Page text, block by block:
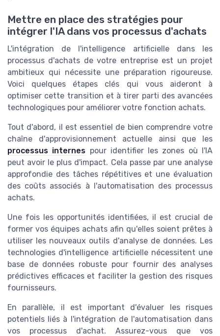
Mettre en place des stratégies pour
intégrer l'IA dans vos processus d'achats
L'intégration de l'intelligence artificielle dans les
processus d'achats de votre entreprise est un projet
ambitieux qui nécessite une préparation rigoureuse.
Voici quelques étapes clés qui vous aideront à
optimiser cette transition et à tirer parti des avancées
technologiques pour améliorer votre fonction achats.
Tout d'abord, il est essentiel de bien comprendre votre
chaîne d'approvisionnement actuelle ainsi que les
processus internes pour identifier les zones où l'IA
peut avoir le plus d'impact. Cela passe par une analyse
approfondie des tâches répétitives et une évaluation
des coûts associés à l'automatisation des processus
achats.
Une fois les opportunités identifiées, il est crucial de
former vos équipes achats afin qu'elles soient prêtes à
utiliser les nouveaux outils d'analyse de données. Les
technologies d'intelligence artificielle nécessitent une
base de données robuste pour fournir des analyses
prédictives efficaces et faciliter la gestion des risques
fournisseurs.
En parallèle, il est important d'évaluer les risques
potentiels liés à l'intégration de l'automatisation dans
vos processus d'achat. Assurez-vous que vos